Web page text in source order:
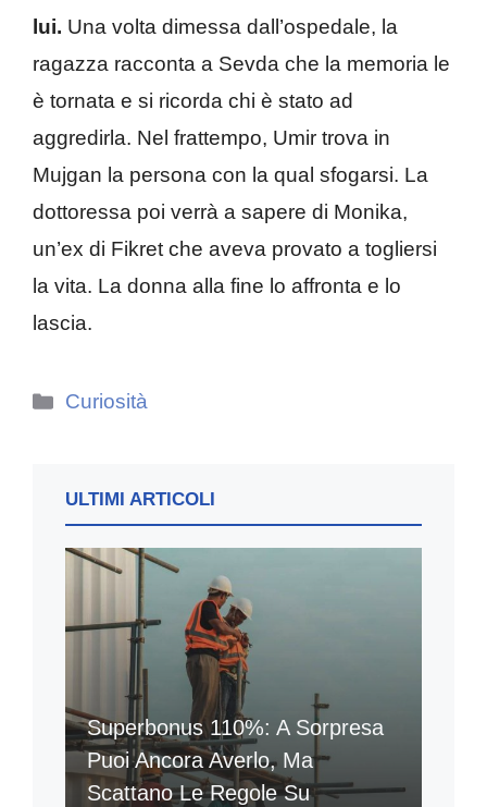
lui. Una volta dimessa dall’ospedale, la
ragazza racconta a Sevda che la memoria le
è tornata e si ricorda chi è stato ad
aggredirla. Nel frattempo, Umir trova in
Mujgan la persona con la qual sfogarsi. La
dottoressa poi verrà a sapere di Monika,
un’ex di Fikret che aveva provato a togliersi
la vita. La donna alla fine lo affronta e lo
lascia.
Categorie
Curiosità
ULTIMI ARTICOLI
Superbonus 110%: A Sorpresa
Puoi Ancora Averlo, Ma
Scattano Le Regole Su